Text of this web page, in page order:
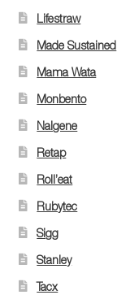
Lifestraw
Made Sustained
Mama Wata
Monbento
Nalgene
Retap
Roll’eat
Rubytec
Sigg
Stanley
Tacx